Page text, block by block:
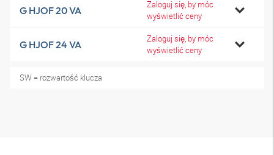
G HJOF 20 VA
Zaloguj się, by móc
wyświetlić ceny
G HJOF 24 VA
Zaloguj się, by móc
wyświetlić ceny
SW = rozwartość klucza